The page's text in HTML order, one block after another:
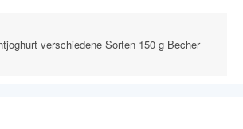
verschiedene Sorten 150 g Becher